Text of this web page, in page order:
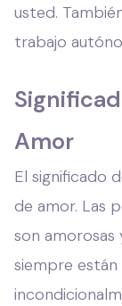
usted.
trabajo
Amor
El significado
de amor. Las
son amorosas
siempre